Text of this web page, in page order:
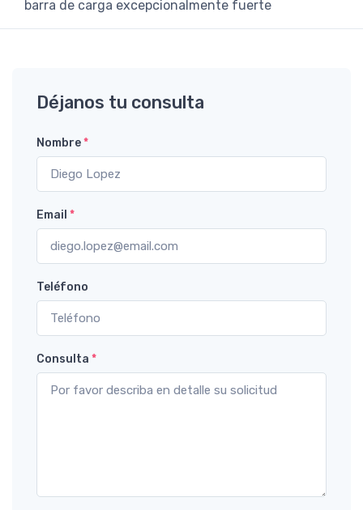
barra de carga excepcionalmente fuerte
Déjanos tu consulta
Nombre*
Email *
Teléfono
Consulta *